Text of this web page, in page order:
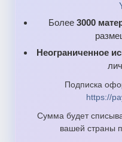
Более 3000
Неограниченное
Подписка
https://
Сумма будет
вашей страны